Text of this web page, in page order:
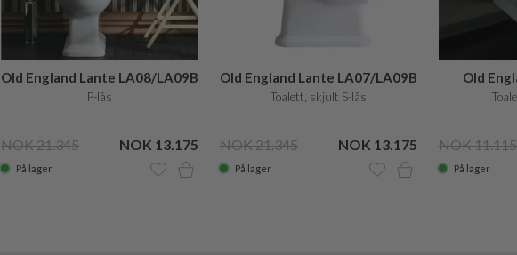
Old England Lante LA08/LA09B
P-lås
NOK 21.345 NOK 13.175
På lager
Old England Lante LA07/LA09B
Toalett, skjult S-lås
NOK 21.345 NOK 13.175
På lager
Old
NOK 11.115
På lager